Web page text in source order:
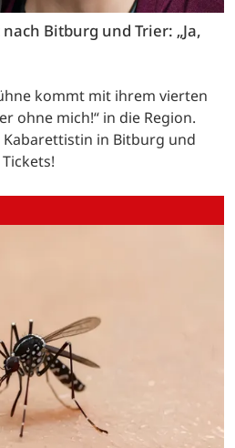
Bitburg und Trier: „Ja,
kommt mit ihrem vierten
ohne mich!“ in die Region.
in Bitburg und